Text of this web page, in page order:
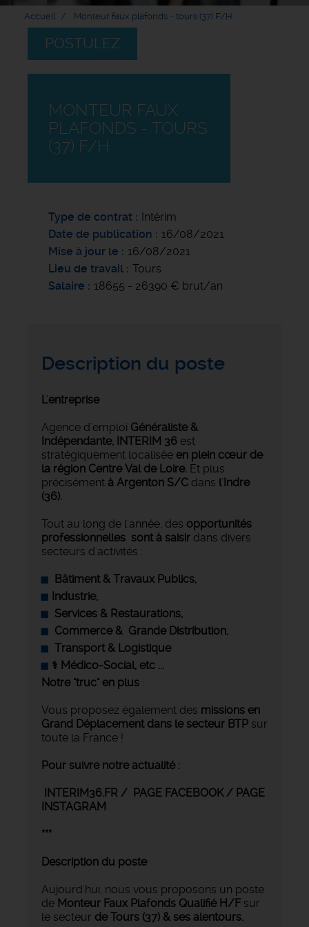
Accueil Monteur faux plafonds - tours (37) F/H
POSTULEZ
MONTEUR FAUX
PLAFONDS - TOURS
(37) F/H
Type de contrat
Intérim
Date de publication
16/08/2021
Mise à jour le
16/08/2021
Lieu de travail
Tours
Salaire
18655 - 26390 € brut/an
Description du poste
L'entreprise
Agence d'emploi Généraliste &
Indépendante, INTERIM 36 est
stratégiquement localisée en plein cœur de
la région Centre Val de Loire. Et plus
précisément à Argenton S/C dans l'Indre
(36).
Tout au long de l'année, des opportunités
professionnelles sont à saisir dans divers
secteurs d'activités :
Bâtiment & Travaux Publics,
Industrie,
‍ Services & Restaurations,
Commerce & Grande Distribution,
Transport & Logistique
‍⚕️ Médico-Social, etc ...
Notre "truc" en plus :
Vous proposez également des missions en
Grand Déplacement dans le secteur BTP sur
toute la France !
Pour suivre notre actualité :
INTERIM36.FR / PAGE FACEBOOK / PAGE
INSTAGRAM
***
Description du poste
Aujourd'hui, nous vous proposons un poste
de Monteur Faux Plafonds QualifiéH/F sur
le secteur de Tours (37) & ses alentours.